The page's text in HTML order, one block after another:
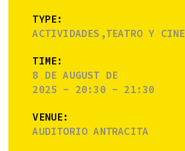
TYPE:
ACTIVIDADES,TEATRO Y CINE
TIME:
8 DE AUGUST DE
2025 - 20:30 - 21:30
VENUE:
AUDITORIO ANTRACITA